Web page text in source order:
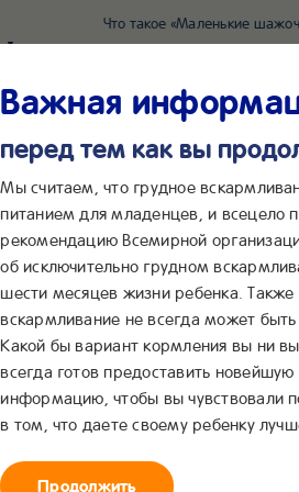
Что такое «Маленькие
суперсервис для отслеживания
*2055 Сообщения в
Бейбимания
Важная
перед тем как вы
Мы считаем, что грудное
питанием для младенцев, и всецело
рекомендацию Всемирной
об исключительно грудном
шести месяцев жизни ребенка.
вскармливание не всегда может
Какой бы вариант кормления вы ни
всегда готов предоставить
информацию, чтобы вы чувствовали
в том, что даете своему ребенку
Продолжить